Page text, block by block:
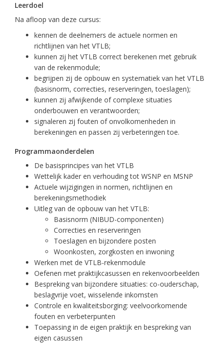
Leerdoel
Na afloop van deze cursus:
kennen de deelnemers de actuele normen en
richtlijnen van het VTLB;
kunnen zij het VTLB correct berekenen met gebruik
van de rekenmodule;
begrijpen zij de opbouw en systematiek van het VTLB
(basisnorm, correcties, reserveringen, toeslagen);
kunnen zij afwijkende of complexe situaties
onderbouwen en verantwoorden;
signaleren zij fouten of onvolkomenheden in
berekeningen en passen zij verbeteringen toe.
Programmaonderdelen
De basisprincipes van het VTLB
Wettelijk kader en verhouding tot WSNP en MSNP
Actuele wijzigingen in normen, richtlijnen en
berekeningsmethodiek
Uitleg van de opbouw van het VTLB:
Basisnorm (NIBUD-componenten)
Correcties en reserveringen
Toeslagen en bijzondere posten
Woonkosten, zorgkosten en inwoning
Werken met de VTLB-rekenmodule
Oefenen met praktijkcasussen en rekenvoorbeelden
Bespreking van bijzondere situaties: co-ouderschap,
beslagvrije voet, wisselende inkomsten
Controle en kwaliteitsborging: veelvoorkomende
fouten en verbeterpunten
Toepassing in de eigen praktijk en bespreking van
eigen casussen